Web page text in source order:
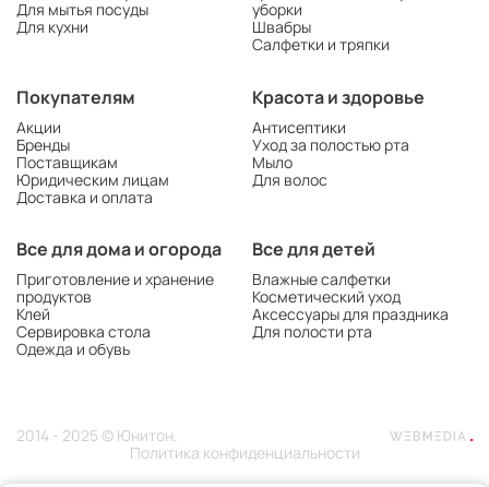
Для мытья посуды
Для кухни
уборки
Швабры
Салфетки и тряпки
Покупателям
Акции
Бренды
Поставщикам
Юридическим лицам
Доставка и оплата
Красота и здоровье
Антисептики
Уход за полостью рта
Мыло
Для волос
Все для дома и огорода
Приготовление и хранение
продуктов
Клей
Сервировка стола
Одежда и обувь
Все для детей
Влажные салфетки
Косметический уход
Аксессуары для праздника
Для полости рта
2014 - 2025 © Юнитон.
Политика конфиденциальности